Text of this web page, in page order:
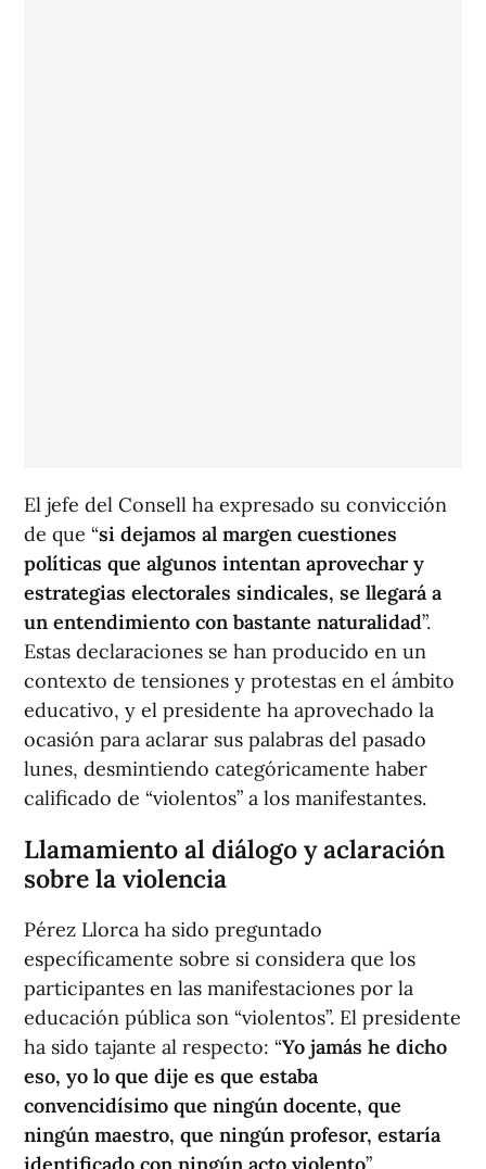
El jefe del Consell ha expresado su convicción
de que “si dejamos al margen cuestiones
políticas que algunos intentan aprovechar y
estrategias electorales sindicales, se llegará a
un entendimiento con bastante naturalidad”.
Estas declaraciones se han producido en un
contexto de tensiones y protestas en el ámbito
educativo, y el presidente ha aprovechado la
ocasión para aclarar sus palabras del pasado
lunes, desmintiendo categóricamente haber
calificado de “violentos” a los manifestantes.
Llamamiento al diálogo y aclaración
sobre la violencia
Pérez Llorca ha sido preguntado
específicamente sobre si considera que los
participantes en las manifestaciones por la
educación pública son “violentos”. El presidente
ha sido tajante al respecto: “Yo jamás he dicho
eso, yo lo que dije es que estaba
convencidísimo que ningún docente, que
ningún maestro, que ningún profesor, estaría